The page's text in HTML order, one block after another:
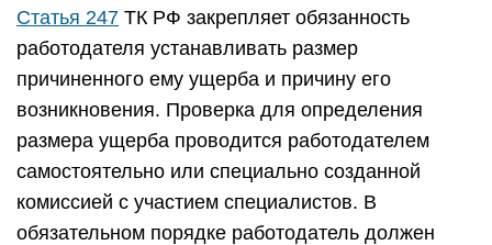
Статья 247 ТК РФ закрепляет обязанность
работодателя устанавливать размер
причиненного ему ущерба и причину его
возникновения. Проверка для определения
размера ущерба проводится работодателем
самостоятельно или специально созданной
комиссией с участием специалистов. В
обязательном порядке работодатель должен